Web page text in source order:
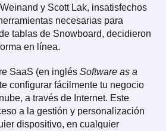
y Scott Lak, insatisfechos
necesarias para
tablas de Snowboard, decidieron
en línea.
SaaS (en inglés Software as a
configurar fácilmente tu negocio
a través de Internet. Este
a la gestión y personalización
dispositivo, en cualquier